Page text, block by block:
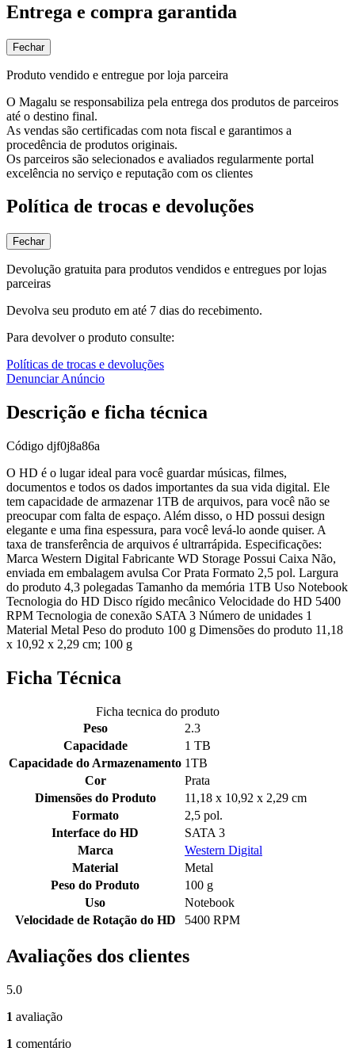
Entrega e compra garantida
Fechar
Produto vendido e entregue por loja parceira
O Magalu se responsabiliza pela entrega dos produtos de parceiros
até o destino final.
As vendas são certificadas com nota fiscal e garantimos a
procedência de produtos originais.
Os parceiros são selecionados e avaliados regularmente portal
excelência no serviço e reputação com os clientes
Política de trocas e devoluções
Fechar
Devolução gratuita para produtos vendidos e entregues por lojas
parceiras
Devolva seu produto em até 7 dias do recebimento.
Para devolver o produto consulte:
Políticas de trocas e devoluções
Denunciar Anúncio
Descrição e ficha técnica
Código djf0j8a86a
O HD é o lugar ideal para você guardar músicas, filmes,
documentos e todos os dados importantes da sua vida digital. Ele
tem capacidade de armazenar 1TB de arquivos, para você não se
preocupar com falta de espaço. Além disso, o HD possui design
elegante e uma fina espessura, para você levá-lo aonde quiser. A
taxa de transferência de arquivos é ultrarrápida. Especificações:
Marca ‎Western Digital Fabricante ‎WD Storage Possui Caixa ‎Não,
enviada em embalagem avulsa Cor ‎Prata Formato ‎2,5 pol. Largura
do produto ‎4,3 polegadas Tamanho da memória ‎1TB Uso ‎Notebook
Tecnologia do HD ‎Disco rígido mecânico Velocidade do HD ‎5400
RPM Tecnologia de conexão ‎SATA 3 Número de unidades ‎1
Material ‎Metal Peso do produto ‎100 g Dimensões do produto ‎11,18
x 10,92 x 2,29 cm; 100 g
Ficha Técnica
Ficha tecnica do produto
Peso
2.3
Capacidade
1 TB
Capacidade do Armazenamento 1TB
Cor
Prata
Dimensões do Produto
11,18 x 10,92 x 2,29 cm
Formato
2,5 pol.
Interface do HD
SATA 3
Marca
Western Digital
Material
Metal
Peso do Produto
100 g
Uso
Notebook
Velocidade de Rotação do HD
5400 RPM
Avaliações dos clientes
5.0
1 avaliação
1 comentário